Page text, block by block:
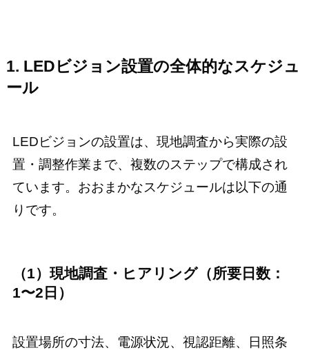
1. LEDビジョン設置の全体的なスケジュ
ール
LEDビジョンの設置は、現地調査から実際の設
置・調整作業まで、複数のステップで構成され
ています。おおまかなスケジュールは以下の通
りです。
（1）現地調査・ヒアリング（所要日数：
1〜2日）
設置場所の寸法、電源状況、視認距離、日照条